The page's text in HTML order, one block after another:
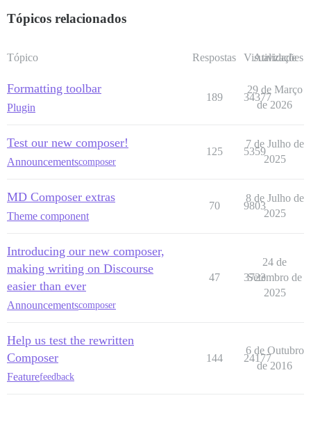
Tópicos relacionados
Tópico Respostas Visualizações
Atividade
Formatting toolbar
Plugin
189 34377
29 de Março
de 2026
Test our new composer!
Announcementscomposer
125 5359
7 de Julho de
2025
MD Composer extras
Theme component
70 9803
8 de Julho de
2025
Introducing our new composer,
making writing on Discourse
easier than ever
Announcementscomposer
47 3723
24 de
Setembro de
2025
Help us test the rewritten
Composer
Featurefeedback
144 24177
6 de Outubro
de 2016